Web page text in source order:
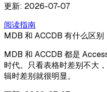
更新: 2026-07-07
阅读指南
MDB 和 ACCDB 有什么区别
MDB 和 ACCDB 都是
时代。只看表格时差别不大
辑时差别就很明显。